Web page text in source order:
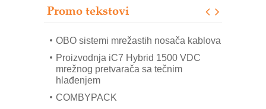
Promo tekstovi
Mitutoyo Crysta-Apex V PLUS: Nova
OBO sistemi mrežastih nosača kablova
Proizvodnja iC7 Hybrid 1500 VDC
mrežnog pretvarača sa tečnim
hlađenjem
COMBYPACK